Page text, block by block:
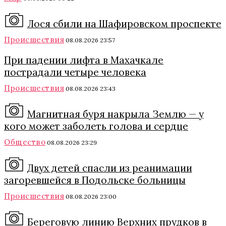
Лося сбили на Шафировском проспекте
Происшествия 08.08.2026 23:57
При падении лифта в Махачкале
пострадали четыре человека
Происшествия 08.08.2026 23:43
Магнитная буря накрыла Землю — у
кого может заболеть голова и сердце
Общество 08.08.2026 23:29
Двух детей спасли из реанимации
загоревшейся в Подольске больницы
Происшествия 08.08.2026 23:00
Береговую линию Верхних прудков в